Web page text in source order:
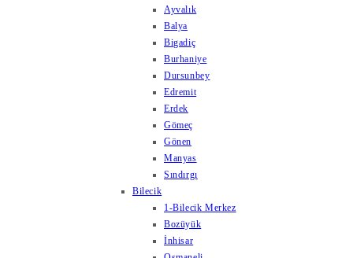
Ayvalık
Balya
Bigadiç
Burhaniye
Dursunbey
Edremit
Erdek
Gömeç
Gönen
Manyas
Sındırgı
Bilecik
1-Bilecik Merkez
Bozüyük
İnhisar